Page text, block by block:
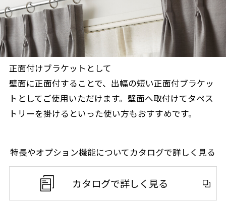
正面付けブラケットとして
壁面に正面付することで、出幅の短い正面付ブラケッ
トとしてご使用いただけます。壁面へ取付けてタペス
トリーを掛けるといった使い方もおすすめです。
特長やオプション機能についてカタログで詳しく見る
カタログで詳しく見る